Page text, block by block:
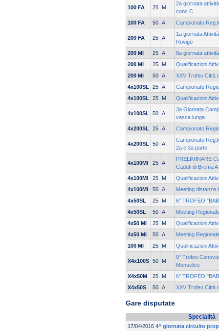
100 FA 25 M
2a giornata
conc.C
100 FA
50 A Campionato
200 FA 25 A
1a giornata
Rovigo
200 MI
25 A
8a giornata
200 MI
25 M
Qualificazioni
200 MI
50 A
XXV Trofeo Città
4x100SL
25 A
Campionato
4x100SL
25 M Qualificazioni
4x100SL 50 A
3a Giornata
vasca lunga
4x200SL
25 A Campionato
4x200SL 50 A
Campionato
2a e 3a parte
4x100MI 25 A
PRELIMINARE
Caduti di Brema
4x100MI
25 M
Qualificazioni
4x100MI
50 A
Meeting distanze
4x50SL
25 M
6° TROFEO
4x50SL
50 A
Meeting
4x50 MI
25 M
Qualificazioni
4x50 MI
50 A
Meeting
100 MI
25 M Qualificazioni
X4x100S 50 M
9° Trofeo
Monselice
X4x50M
25 M
6° TROFEO
X4x50S
50 A XXV Trofeo Città
Gare disputate
Specialità
17/04/2016 4^ giornata circuito